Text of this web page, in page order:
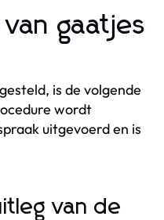
gaatjes
is de volgende
wordt
uitgevoerd en is
van de